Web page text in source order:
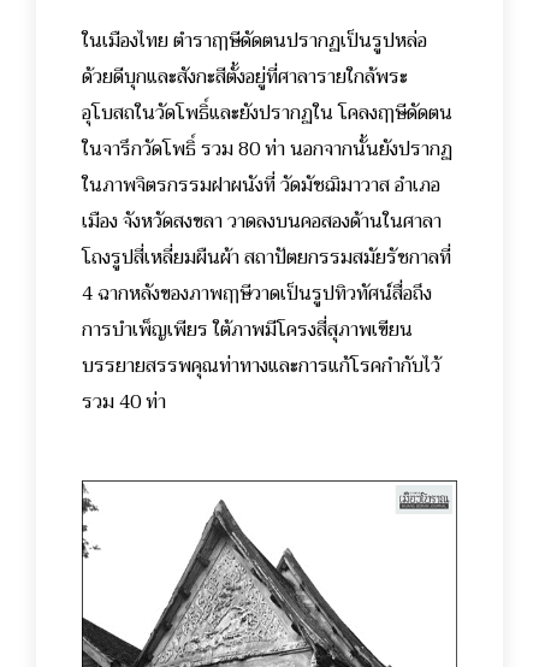
ในเมืองไทย ตำราฤๅษีดัดตนปรากฏเป็นรูปหล่อ
ด้วยดีบุกและสังกะสีตั้งอยู่ที่ศาลารายใกล้พระ
อุโบสถในวัดโพธิ์และยังปรากฏใน โคลงฤๅษีดัดตน
ในจารึกวัดโพธิ์ รวม 80 ท่า นอกจากนั้นยังปรากฏ
ในภาพจิตรกรรมฝาผนังที่ วัดมัชฌิมาวาส อำเภอ
เมือง จังหวัดสงขลา วาดลงบนคอสองด้านในศาลา
โถงรูปสี่เหลี่ยมผืนผ้า สถาปัตยกรรมสมัยรัชกาลที่
4 ฉากหลังของภาพฤๅษีวาดเป็นรูปทิวทัศน์สื่อถึง
การบำเพ็ญเพียร ใต้ภาพมีโครงสี่สุภาพเขียน
บรรยายสรรพคุณท่าทางและการแก้โรคกำกับไว้
รวม 40 ท่า